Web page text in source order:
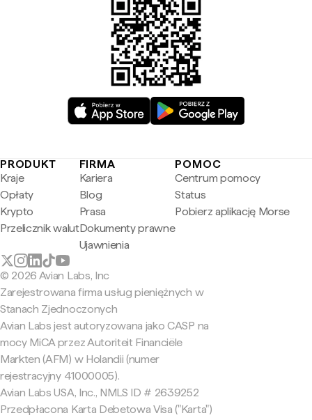
PRODUKT
Kraje
Opłaty
Krypto
Przelicznik walut
FIRMA
Kariera
Blog
Prasa
Dokumenty prawne
Ujawnienia
POMOC
Centrum pomocy
Status
Pobierz aplikację Morse
© 2026 Avian Labs, Inc
Zarejestrowana firma usług pieniężnych w
Stanach Zjednoczonych
Avian Labs jest autoryzowana jako CASP na
mocy MiCA przez Autoriteit Financiële
Markten (AFM) w Holandii (numer
rejestracyjny 41000005).
Avian Labs USA, Inc., NMLS ID # 2639252
Przedpłacona Karta Debetowa Visa ("Karta")